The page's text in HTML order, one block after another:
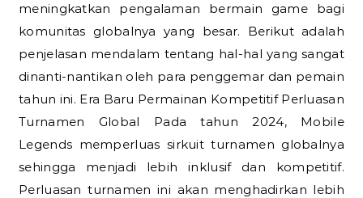
meningkatkan pengalaman bermain game bagi
komunitas globalnya yang besar. Berikut adalah
penjelasan mendalam tentang hal-hal yang sangat
dinanti-nantikan oleh para penggemar dan pemain
tahun ini. Era Baru Permainan Kompetitif Perluasan
Turnamen Global Pada tahun 2024, Mobile
Legends memperluas sirkuit turnamen globalnya
sehingga menjadi lebih inklusif dan kompetitif.
Perluasan turnamen ini akan menghadirkan lebih